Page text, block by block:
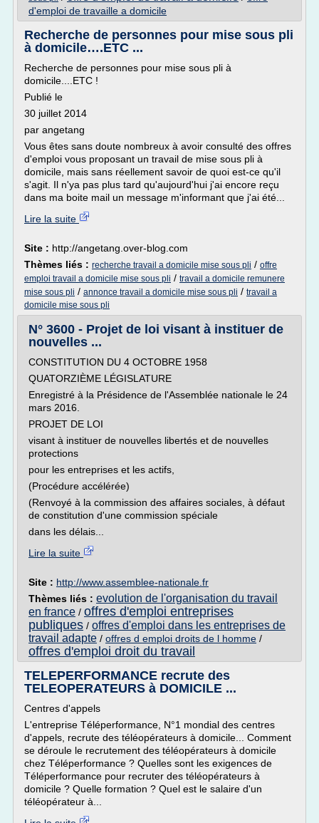
d'emploi de travaille a domicile
Recherche de personnes pour mise sous pli
à domicile….ETC ...
Recherche de personnes pour mise sous pli à
domicile....ETC !
Publié le
30 juillet 2014
par angetang
Vous êtes sans doute nombreux à avoir consulté des offres
d'emploi vous proposant un travail de mise sous pli à
domicile, mais sans réellement savoir de quoi est-ce qu'il
s'agit. Il n'ya pas plus tard qu'aujourd'hui j'ai encore reçu
dans ma boite mail un message m'informant que j'ai été...
Lire la suite
Site : http://angetang.over-blog.com
Thèmes liés : recherche travail a domicile mise sous pli / offre
emploi travail a domicile mise sous pli / travail a domicile remunere
mise sous pli / annonce travail a domicile mise sous pli / travail a
domicile mise sous pli
N° 3600 - Projet de loi visant à instituer de
nouvelles ...
CONSTITUTION DU 4 OCTOBRE 1958
QUATORZIÈME LÉGISLATURE
Enregistré à la Présidence de l'Assemblée nationale le 24
mars 2016.
PROJET DE LOI
visant à instituer de nouvelles libertés et de nouvelles
protections
pour les entreprises et les actifs,
(Procédure accélérée)
(Renvoyé à la commission des affaires sociales, à défaut
de constitution d'une commission spéciale
dans les délais...
Lire la suite
Site : http://www.assemblee-nationale.fr
Thèmes liés : evolution de l'organisation du travail
en france / offres d'emploi entreprises
publiques / offres d'emploi dans les entreprises de
travail adapte / offres d emploi droits de l homme /
offres d'emploi droit du travail
TELEPERFORMANCE recrute des
TELEOPERATEURS à DOMICILE ...
Centres d'appels
L'entreprise Téléperformance, N°1 mondial des centres
d'appels, recrute des téléopérateurs à domicile... Comment
se déroule le recrutement des téléopérateurs à domicile
chez Téléperformance ? Quelles sont les exigences de
Téléperformance pour recruter des téléopérateurs à
domicile ? Quelle formation ? Quel est le salaire d'un
téléopérateur à...